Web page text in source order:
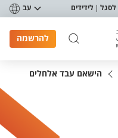
לסגל לידידים עב
להרשמה
הישאם עבד אלחלים